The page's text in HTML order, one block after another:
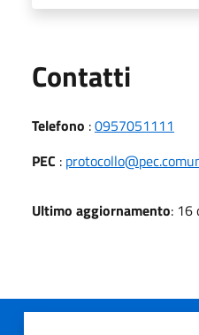
Contatti
Telefono :0957051111
PEC :
Ultimo aggiornamento: 16